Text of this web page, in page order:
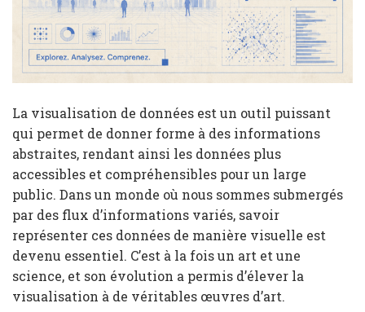
La visualisation de données est un outil puissant
qui permet de donner forme à des informations
abstraites, rendant ainsi les données plus
accessibles et compréhensibles pour un large
public. Dans un monde où nous sommes submergés
par des flux d’informations variés, savoir
représenter ces données de manière visuelle est
devenu essentiel. C’est à la fois un art et une
science, et son évolution a permis d’élever la
visualisation à de véritables œuvres d’art.